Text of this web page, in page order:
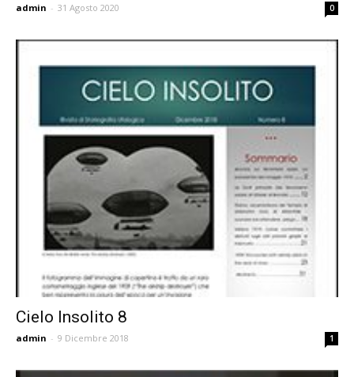
admin - 31 Agosto 2020 0
Cielo Insolito 8
admin - 9 Dicembre 2018 1